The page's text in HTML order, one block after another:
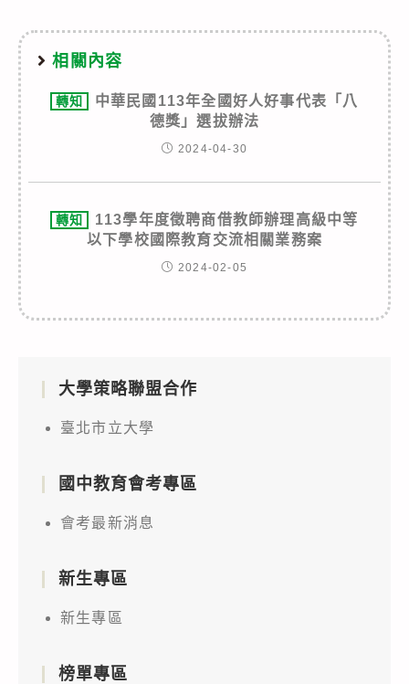
相關內容
轉知
中華民國113年全國好人好事代表「八
德獎」選拔辦法
2024-04-30
轉知
113學年度徵聘商借教師辦理高級中等
以下學校國際教育交流相關業務案
2024-02-05
大學策略聯盟合作
臺北市立大學
國中教育會考專區
會考最新消息
新生專區
新生專區
榜單專區